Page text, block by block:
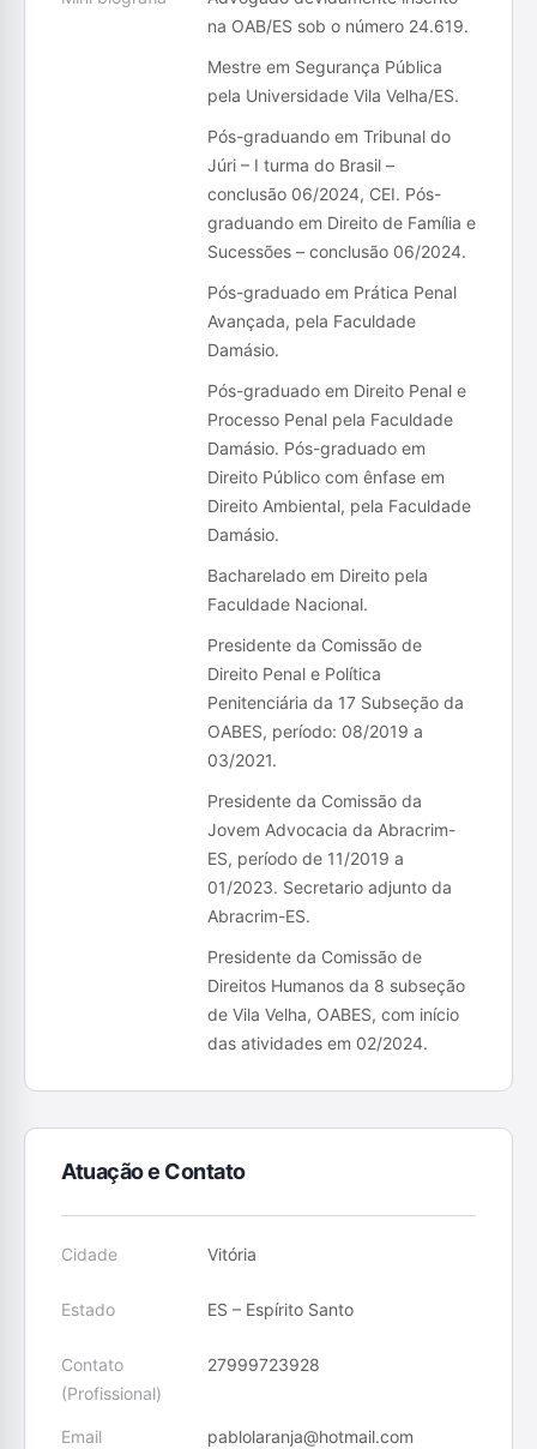
na OAB/ES sob o número 24.619.
Mestre em Segurança Pública
pela Universidade Vila Velha/ES.
Pós-graduando em Tribunal do
Júri – I turma do Brasil –
conclusão 06/2024, CEI. Pós-
graduando em Direito de Família e
Sucessões – conclusão 06/2024.
Pós-graduado em Prática Penal
Avançada, pela Faculdade
Damásio.
Pós-graduado em Direito Penal e
Processo Penal pela Faculdade
Damásio. Pós-graduado em
Direito Público com ênfase em
Direito Ambiental, pela Faculdade
Damásio.
Bacharelado em Direito pela
Faculdade Nacional.
Presidente da Comissão de
Direito Penal e Política
Penitenciária da 17 Subseção da
OABES, período: 08/2019 a
03/2021.
Presidente da Comissão da
Jovem Advocacia da Abracrim-
ES, período de 11/2019 a
01/2023. Secretario adjunto da
Abracrim-ES.
Presidente da Comissão de
Direitos Humanos da 8 subseção
de Vila Velha, OABES, com início
das atividades em 02/2024.
Atuação e Contato
Cidade Vitória
Estado ES – Espírito Santo
Contato
(Profissional)
27999723928
Email
pablolaranja@hotmail.com